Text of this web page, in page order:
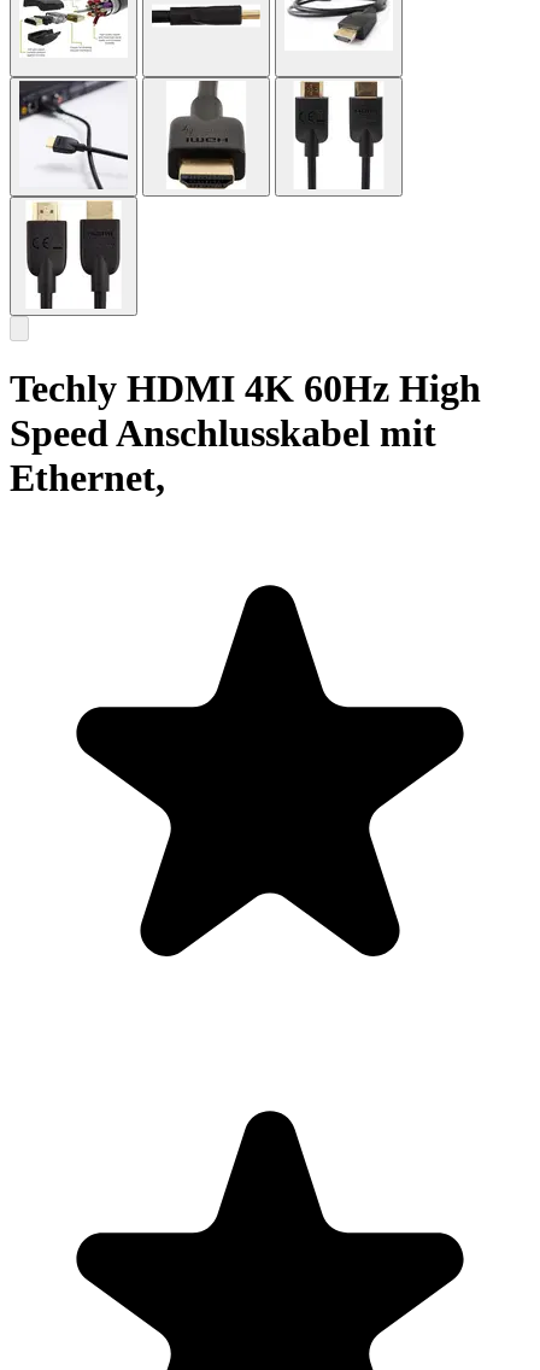
Techly HDMI 4K 60Hz High
Speed Anschlusskabel mit
Ethernet,